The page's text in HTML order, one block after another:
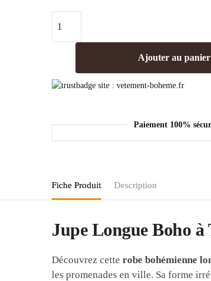
Ajouter au panier
Paiement 100%
Fiche Produit Description
Jupe Longue Boho à
Découvrez cetterobe bohémienne
les promenades en ville. Sa forme